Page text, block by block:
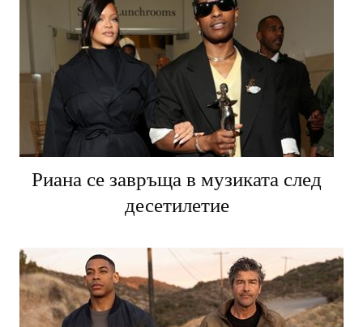
Риана се завръща в музиката след